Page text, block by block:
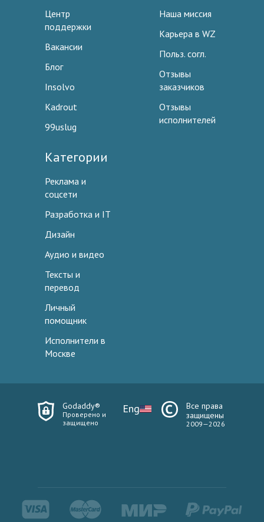
Центр
поддержки
Вакансии
Блог
Insolvo
Kadrout
99uslug
Наша миссия
Карьера в WZ
Польз. согл.
Отзывы
заказчиков
Отзывы
исполнителей
Категории
Реклама и
соцсети
Разработка и IT
Дизайн
Аудио и видео
Тексты и
перевод
Личный
помощник
Исполнители в
Москве
Godaddy®
Проверено и
защищено
Eng
Все права
защищены
2009—2026